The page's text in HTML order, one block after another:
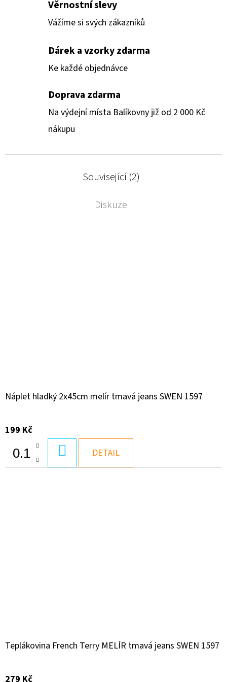
Věrnostní slevy
Vážíme si svých zákazníků
Dárek a vzorky zdarma
Ke každé objednávce
Doprava zdarma
Na výdejní místa Balíkovny již od 2 000 Kč
nákupu
Související (2)
Diskuze
Náplet hladký 2x45cm melír tmavá jeans SWEN 1597
199 Kč
KOŠÍKU
DETAIL
Teplákovina French Terry MELÍR tmavá jeans SWEN 1597
279 Kč